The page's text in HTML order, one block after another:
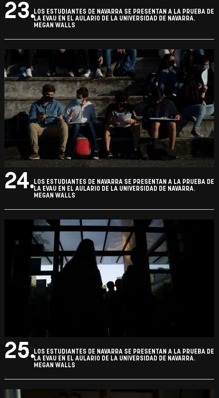
23.LOS ESTUDIANTES DE NAVARRA SE PRESENTAN A LA PRUEBA DE
LA EVAU EN EL AULARIO DE LA UNIVERSIDAD DE NAVARRA.
MEGAN WALLS
24.LOS ESTUDIANTES DE NAVARRA SE PRESENTAN A LA PRUEBA DE
LA EVAU EN EL AULARIO DE LA UNIVERSIDAD DE NAVARRA.
MEGAN WALLS
25.LOS ESTUDIANTES DE NAVARRA SE PRESENTAN A LA PRUEBA DE
LA EVAU EN EL AULARIO DE LA UNIVERSIDAD DE NAVARRA.
MEGAN WALLS